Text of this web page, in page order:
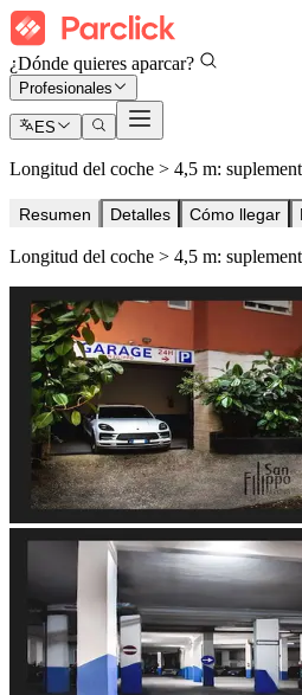
¿Dónde quieres aparcar?
Profesionales
ES
Longitud del coche > 4,5 m:
Resumen Detalles Cómo llegar
Longitud del coche > 4,5 m: